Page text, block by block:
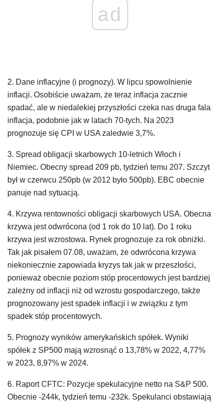
ad
2. Dane inflacyjne (i prognozy). W lipcu spowolnienie
inflacji. Osobiście uważam, że teraz inflacja zacznie
spadać, ale w niedalekiej przyszłości czeka nas druga fala
inflacja, podobnie jak w latach 70-tych. Na 2023
prognozuje się CPI w USA zaledwie 3,7%.
3. Spread obligacji skarbowych 10-letnich Włoch i
Niemiec. Obecny spread 209 pb, tydzień temu 207. Szczyt
był w czerwcu 250pb (w 2012 było 500pb). EBC obecnie
panuje nad sytuacją.
4. Krzywa rentowności obligacji skarbowych USA. Obecna
krzywa jest odwrócona (od 1 rok do 10 lat). Do 1 roku
krzywa jest wzrostowa. Rynek prognozuje za rok obniżki.
Tak jak pisałem 07.08, uważam, że odwrócona krzywa
niekoniecznie zapowiada kryzys tak jak w przeszłości,
ponieważ obecnie poziom stóp procentowych jest bardziej
zależny od inflacji niż od wzrostu gospodarczego, także
prognozowany jest spadek inflacji i w związku z tym
spadek stóp procentowych.
5. Prognozy wyników amerykańskich spółek. Wyniki
spółek z SP500 mają wzrosnąć o 13,78% w 2022, 4,77%
w 2023, 8,97% w 2024.
6. Raport CFTC: Pozycje spekulacyjne netto na S&P 500.
Obecnie -244k, tydzień temu -232k. Spekulanci obstawiają